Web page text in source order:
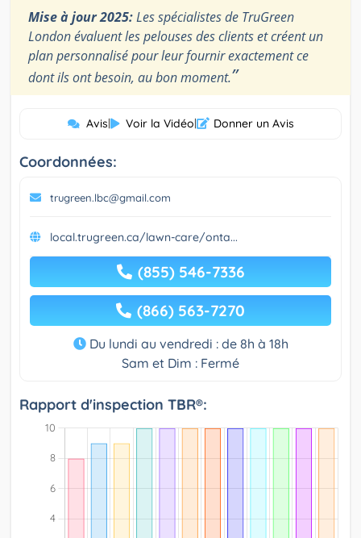
Mise à jour 2025:Les spécialistes de TruGreen
London évaluent les pelouses des clients et créent un
plan personnalisé pour leur fournir exactement ce
dont ils ont besoin, au bon moment.”
Avis| Voir la Vidéo| Donner un Avis
Coordonnées:
trugreen.lbc@gmail.com
local.trugreen.ca/lawn-care/onta...
(855) 546-7336
(866) 563-7270
Du lundi au vendredi : de 8h à 18h
Sam et Dim : Fermé
Rapport d'inspection TBR®: